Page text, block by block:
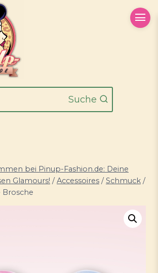
Suche
bei Pinup-Fashion.de: Deine
Glamours! / Accessoires / Schmuck /
Brosche